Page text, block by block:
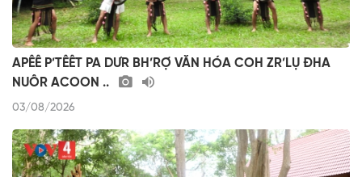
APÊÊ P’TÊÊT PA DƯR BH’RỢ VĂN HÓA COH ZR’LỤ ĐHA
NUÔR ACOON ..
03/08/2026